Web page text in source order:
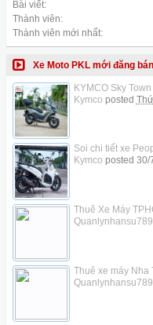
Bài viết:
Thành viên:
Thành viên mới nhất:
Xe Moto PKL mới đăng bán
KYMCO Sky
Kymco posted
Soi chi tiết xe
Kymco posted 30/
Thuê Xe Máy
Quanlynhansu789
Thuê xe máy Nha
Quanlynhansu789